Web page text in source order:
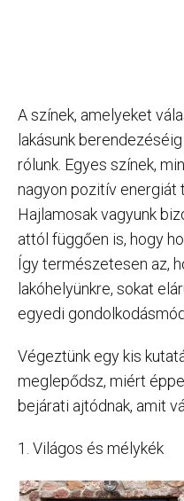
A színek, amelyeket
lakásunk
rólunk. Egyes színek,
nagyon pozitív energiát
Hajlamosak vagyunk
attól függően is, hogy
Így természetesen az,
lakóhelyünkre, sokat
egyedi
Végeztünk egy kis
meglepődsz, miért
bejárati ajtódnak, amit
1. Világos és mélykék